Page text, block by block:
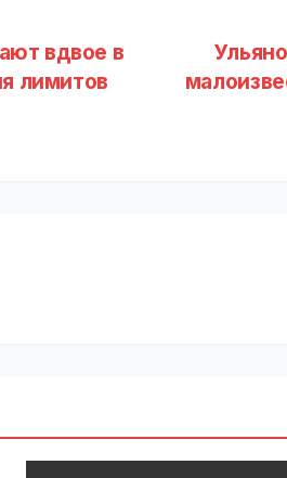
вдвое в
лимитов